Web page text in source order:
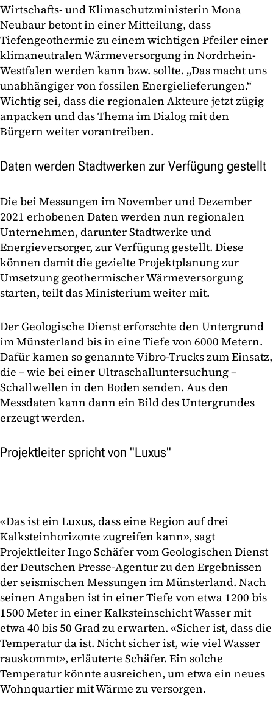
Wirtschafts- und Klimaschutzministerin Mona
Neubaur betont in einer Mitteilung, dass
Tiefengeothermie zu einem wichtigen Pfeiler einer
klimaneutralen Wärmeversorgung in Nordrhein-
Westfalen werden kann bzw. sollte. „Das macht uns
unabhängiger von fossilen Energielieferungen.“
Wichtig sei, dass die regionalen Akteure jetzt zügig
anpacken und das Thema im Dialog mit den
Bürgern weiter vorantreiben.
Daten werden Stadtwerken zur Verfügung gestellt
Die bei Messungen im November und Dezember
2021 erhobenen Daten werden nun regionalen
Unternehmen, darunter Stadtwerke und
Energieversorger, zur Verfügung gestellt. Diese
können damit die gezielte Projektplanung zur
Umsetzung geothermischer Wärmeversorgung
starten, teilt das Ministerium weiter mit.
Der Geologische Dienst erforschte den Untergrund
im Münsterland bis in eine Tiefe von 6000 Metern.
Dafür kamen so genannte Vibro-Trucks zum Einsatz,
die – wie bei einer Ultraschalluntersuchung –
Schallwellen in den Boden senden. Aus den
Messdaten kann dann ein Bild des Untergrundes
erzeugt werden.
Projektleiter spricht von "Luxus"
«Das ist ein Luxus, dass eine Region auf drei
Kalksteinhorizonte zugreifen kann», sagt
Projektleiter Ingo Schäfer vom Geologischen Dienst
der Deutschen Presse-Agentur zu den Ergebnissen
der seismischen Messungen im Münsterland. Nach
seinen Angaben ist in einer Tiefe von etwa 1200 bis
1500 Meter in einer Kalksteinschicht Wasser mit
etwa 40 bis 50 Grad zu erwarten. «Sicher ist, dass die
Temperatur da ist. Nicht sicher ist, wie viel Wasser
rauskommt», erläuterte Schäfer. Ein solche
Temperatur könnte ausreichen, um etwa ein neues
Wohnquartier mit Wärme zu versorgen.